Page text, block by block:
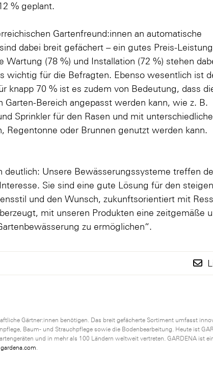
% geplant.
Gartenfreund:innen an automatische
dabei breit gefächert – ein gutes Preis-
Wartung (78 %) und Installation (72 %) stehen
wichtig für die Befragten. Ebenso wesentlich ist
knapp 70 % ist es zudem von Bedeutung, dass
Bereich angepasst werden kann, wie z. B.
Sprinkler für den Rasen und mit
Regentonne oder Brunnen genutzt werden kann.
deutlich: Unsere Bewässerungssysteme treffen
Sie sind eine gute Lösung für den
und den Wunsch, zukunftsorientiert mit
mit unseren Produkten eine zeitgemäße
zu ermöglichen“.
Gärtner:innen benötigen. Das breit gefächerte Sortiment umfasst
Baum- und Strauchpflege sowie die Bodenbearbeitung. Heute ist
und in mehr als 100 Ländern weltweit vertreten. GARDENA ist
gardena.com.